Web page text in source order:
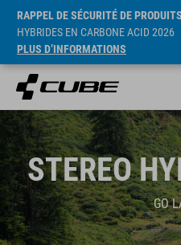
RAPPEL DE SÉCURITÉ DE PRODUITS
HYBRIDES EN CARBONE ACID 2026
PLUS D’INFORMATIONS
STEREO
GO